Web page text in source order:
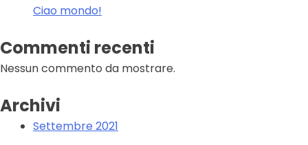
Ciao mondo!
Commenti recenti
Nessun commento da mostrare.
Archivi
Settembre 2021